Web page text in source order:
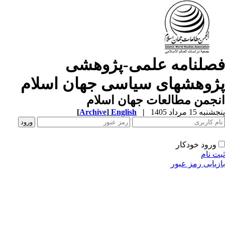
علمی-پژوهشی
سیاسی جهان اسلام
مطالعات جهان اسلام
15 مرداد 1405 |
English
[Archive]
ورود خودکار
نام
رمز عبور